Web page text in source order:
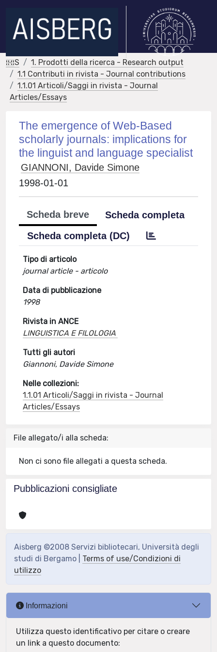
IRIS
1. Prodotti della ricerca - Research output
1.1 Contributi in rivista - Journal contributions
1.1.01 Articoli/Saggi in rivista - Journal
Articles/Essays
The emergence of Web-Based
scholarly journals: implications for
the linguist and language specialist
GIANNONI, Davide Simone
1998-01-01
Scheda breve
Scheda completa
Scheda completa (DC)
Tipo di articolo
journal article - articolo
Data di pubblicazione
1998
Rivista in ANCE
LINGUISTICA E FILOLOGIA
Tutti gli autori
Giannoni, Davide Simone
Nelle collezioni:
1.1.01 Articoli/Saggi in rivista - Journal
Articles/Essays
File allegato/i alla scheda:
Non ci sono file allegati a questa scheda.
Pubblicazioni consigliate
Aisberg ©2008 Servizi bibliotecari, Università degli
studi di Bergamo | Terms of use/Condizioni di
utilizzo
Informazioni
Utilizza questo identificativo per citare o creare
un link a questo documento: